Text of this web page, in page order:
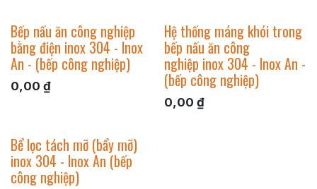
Bếp nấu ăn công nghiệp
bằng điện inox 304 - Inox
An - (bếp công nghiệp)
0,00 ₫
Hệ thống máng khói trong
bếp nấu ăn công
nghiệp inox 304 - Inox An -
(bếp công nghiệp)
0,00 ₫
Bể lọc tách mỡ (bẩy mỡ)
inox 304 - Inox An (bếp
công nghiệp)